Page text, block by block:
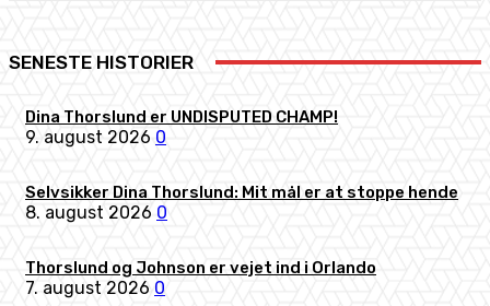
SENESTE HISTORIER
Dina Thorslund er UNDISPUTED CHAMP!
9. august 2026 0
Selvsikker Dina Thorslund: Mit mål er at stoppe hende
8. august 2026 0
Thorslund og Johnson er vejet ind i Orlando
7. august 2026 0